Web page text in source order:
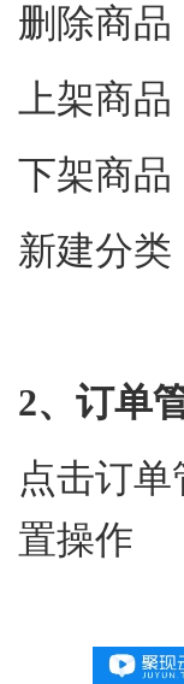
删除商品
上架商
下架商品
新建分
2、订单
点击订
置操作